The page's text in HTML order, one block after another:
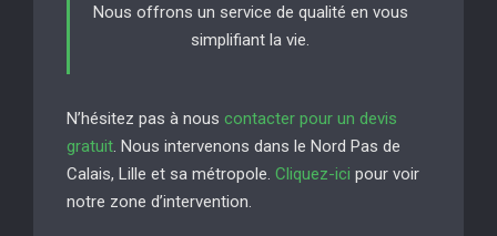
Nous offrons un service de qualité en vous
simplifiant la vie.
N’hésitez pas à nous contacter pour un devis
gratuit. Nous intervenons dans le Nord Pas de
Calais, Lille et sa métropole. Cliquez-ici pour voir
notre zone d’intervention.